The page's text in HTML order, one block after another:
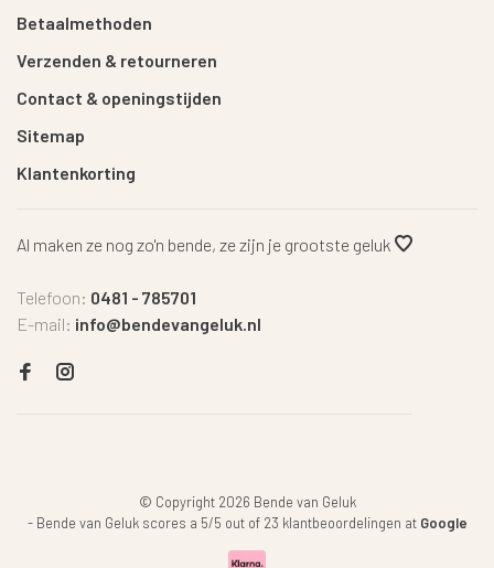
Betaalmethoden
Verzenden & retourneren
Contact & openingstijden
Sitemap
Klantenkorting
Al maken ze nog zo'n bende, ze zijn je grootste geluk
Telefoon: 0481 - 785701
E-mail: info@bendevangeluk.nl
© Copyright 2026 Bende van Geluk
- Bende van Geluk scores a 5/5 out of 23 klantbeoordelingen at Google